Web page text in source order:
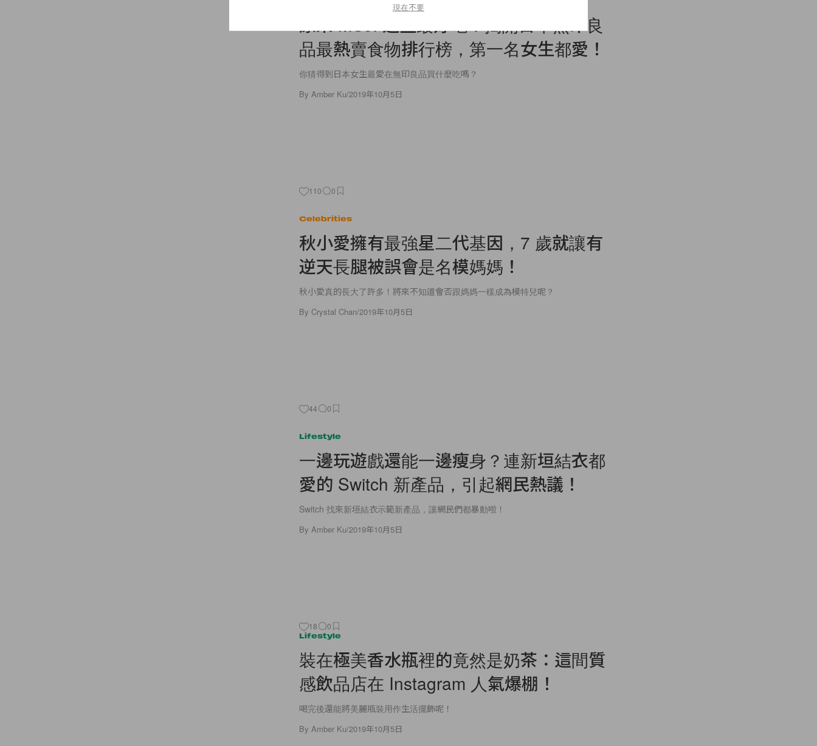
原來 MUJI 這些最好吃！揭開日本無印良
品最熱賣食物排行榜，第一名女生都愛！
你猜得到日本女生最愛在無印良品買什麼吃嗎？
By Amber Ku/2019年10月5日
110 0
Celebrities
秋小愛擁有最強星二代基因，7 歲就讓有
逆天長腿被誤會是名模媽媽！
秋小愛真的長大了許多！將來不知道會否跟媽媽一樣成為模特兒呢？
By Crystal Chan/2019年10月5日
44 0
Lifestyle
一邊玩遊戲還能一邊瘦身？連新垣結衣都
愛的 Switch 新產品，引起網民熱議！
Switch 找來新垣結衣示範新產品，讓網民們都暴動啦！
By Amber Ku/2019年10月5日
18 0
Lifestyle
裝在極美香水瓶裡的竟然是奶茶：這間質
感飲品店在 Instagram 人氣爆棚！
喝完後還能將美麗瓶裝用作生活擺飾呢！
By Amber Ku/2019年10月5日
現在不要